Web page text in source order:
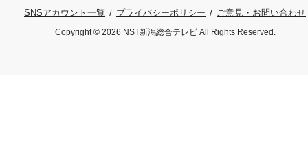
SNSアカウント一覧 プライバシーポリシー ご意見・お問い合わせ
Copyright © 2026 NST新潟総合テレビ All Rights Reserved.